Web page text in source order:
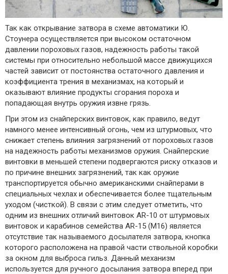
Так как открывание затвора в схеме автоматики Ю.
Стоунера осуществляется при высоком остаточном
давлении пороховых газов, надежность работы такой
системы при относительно небольшой массе движущихся
частей зависит от постоянства остаточного давления и
коэффициента трения в механизмах, на который и
оказывают влияние продукты сгорания пороха и
попадающая внутрь оружия извне грязь.
При этом из снайперских винтовок, как правило, ведут
намного менее интенсивный огонь, чем из штурмовых, что
снижает степень влияния загрязнений от пороховых газов
на надежность работы механизмов оружия. Снайперские
винтовки в меньшей степени подвергаются риску отказов и
по причине внешних загрязнений, так как оружие
транспортируется обычно американскими снайперами в
специальных чехлах и обеспечивается более тщательным
уходом (чисткой). В связи с этим следует отметить, что
одним из внешних отличий винтовок AR-10 от штурмовых
винтовок и карабинов семейства AR-15 (М16) является
отсутствие так называемого досылателя затвора, кнопка
которого расположена на правой части ствольной коробки
за окном для выброса гильз. Данный механизм
используется для ручного досылания затвора вперед при